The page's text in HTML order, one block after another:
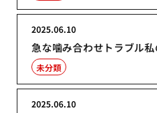
急な噛み合わせトラブル
2025.06.10
未分類
2025.06.10